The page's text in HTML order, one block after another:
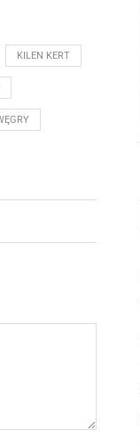
KILEN KERT